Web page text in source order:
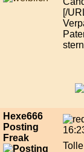
[/
Hexe666
Posting
Freak